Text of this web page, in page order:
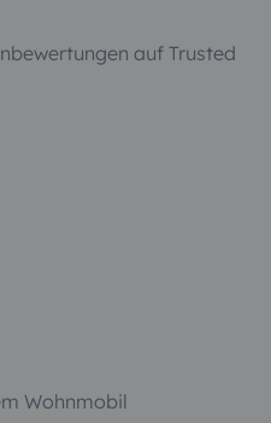
auf Trusted
Wohnmobil